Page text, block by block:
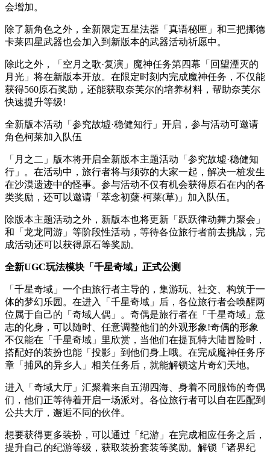
会增加。
除了新角色之外，全新限定五星法器「真语秘匣」和三把挪德
卡莱四星武器也会加入到新版本的武器活动祈愿中。
除此之外，「空月之歌·复演」魔神任务第四幕「回望湮灭的
月光」将在新版本开放。在限定时刻内完成魔神任务，不仅能
获得560原石奖励，还能获取奈芙尔的培养材料，帮助奈芙尔
快速提升等级!
全新版本活动「参究故墟·稳健知行」开启，参与活动可邀请
角色柯莱加入队伍
「月之二」版本将开启全新版本主题活动「参究故墟·稳健知
行」。在活动中，旅行者将与须弥的大家一起，解决一桩发生
在沙漠遗迹中的怪事。参与活动不仅有机会获得原石在内的各
类奖励，还可以邀请「萃念初蘖·柯莱(草)」加入队伍。
除版本主题活动之外，新版本也将更新「跃跃律动舞力聚会」
和「龙龙同游」等阶段性活动，等待各位旅行者前去挑战，完
成活动还可以获得原石等奖励。
全新UGC玩法模块「千星奇域」正式公测
「千星奇域」一个由旅行者主导的，集游玩、社交、构筑于一
体的梦幻乐园。在进入「千星奇域」后，各位旅行者会唤醒两
位属于自己的「奇域人偶」。奇偶是旅行者在「千星奇域」意
志的化身，可以随时、任意调整他们的外观形象!奇偶的形象
不仅能在「千星奇域」里欣赏，当他们在提瓦特大陆冒险时，
搭配好的装扮也能「投影」到他们身上哦。在完成魔神任务序
章「捕风的异乡人」相关任务后，就能解锁这片奇幻天地。
进入「奇域大厅」汇聚着来自五湖四海、身着不同服饰的奇偶
们，他们正等待着开启一场派对。各位旅行者可以自在匹配到
公共大厅，邂逅不同的伙伴。
想要获得更多装扮，可以通过「纪游」在完成相应任务之后，
提升自己的纪游等级，获取装扮套装等奖励。解锁「诸界纪